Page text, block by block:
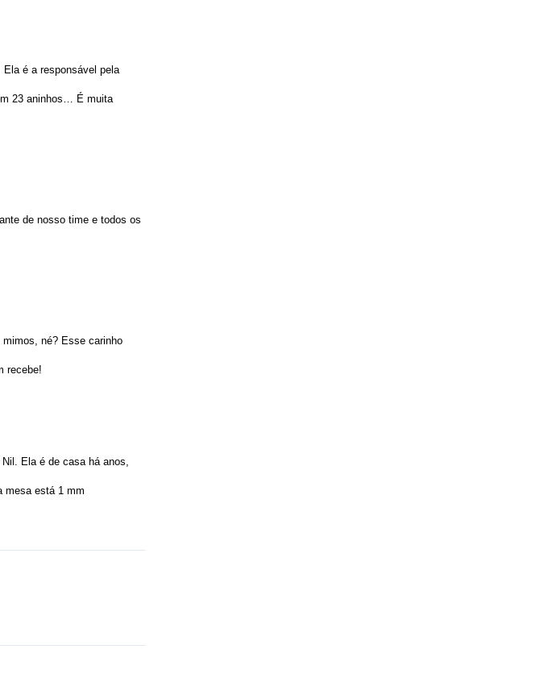
é a responsável pela
23 aninhos… É muita
de nosso time e todos os
né? Esse carinho
recebe!
Ela é de casa há anos,
mesa está 1 mm